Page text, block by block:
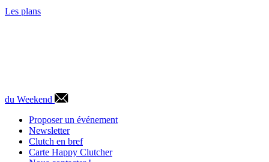
Les plans
du Weekend
Proposer un événement
Newsletter
Clutch en bref
Carte Happy Clutcher